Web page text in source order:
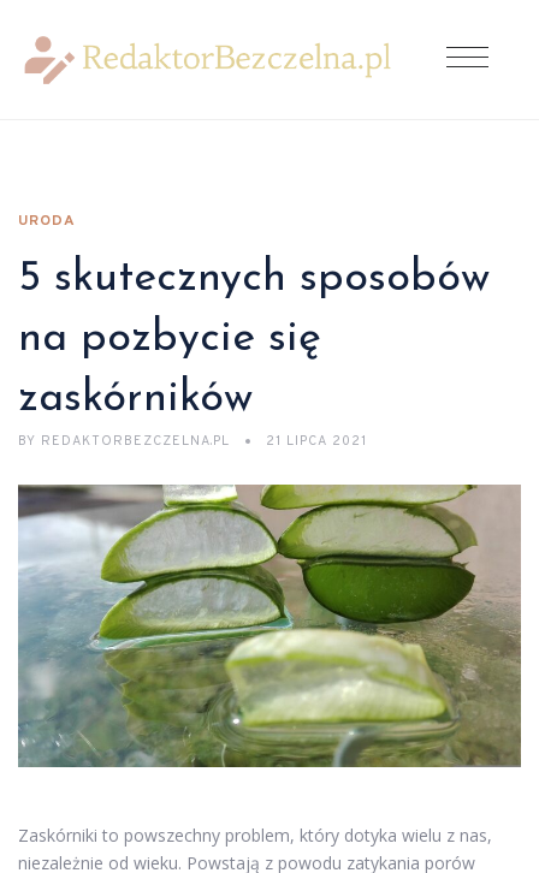
URODA
5 skutecznych sposobów
na pozbycie się
zaskórników
BY REDAKTORBEZCZELNA.PL 21 LIPCA 2021
Zaskórniki to powszechny problem, który dotyka wielu z nas,
niezależnie od wieku. Powstają z powodu zatykania porów